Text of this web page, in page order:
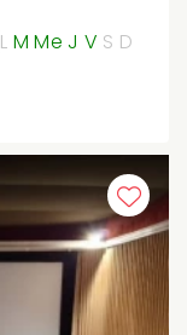
L MMe J V S D